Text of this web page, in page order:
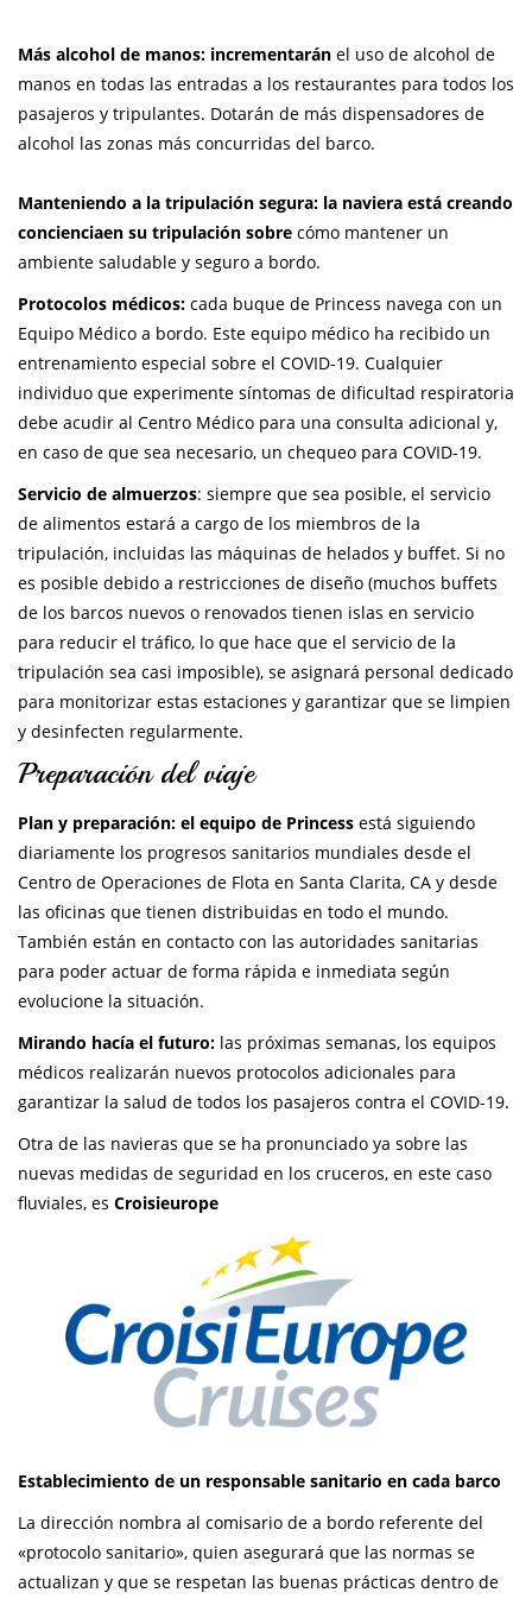
Más alcohol de manos: incrementarán el uso de alcohol de
manos en todas las entradas a los restaurantes para todos los
pasajeros y tripulantes. Dotarán de más dispensadores de
alcohol las zonas más concurridas del barco.
Manteniendo a la tripulación segura: la naviera está creando
concienciaen su tripulación sobre cómo mantener un
ambiente saludable y seguro a bordo.
Protocolos médicos: cada buque de Princess navega con un
Equipo Médico a bordo. Este equipo médico ha recibido un
entrenamiento especial sobre el COVID-19. Cualquier
individuo que experimente síntomas de dificultad respiratoria
debe acudir al Centro Médico para una consulta adicional y,
en caso de que sea necesario, un chequeo para COVID-19.
Servicio de almuerzos: siempre que sea posible, el servicio
de alimentos estará a cargo de los miembros de la
tripulación, incluidas las máquinas de helados y buffet. Si no
es posible debido a restricciones de diseño (muchos buffets
de los barcos nuevos o renovados tienen islas en servicio
para reducir el tráfico, lo que hace que el servicio de la
tripulación sea casi imposible), se asignará personal dedicado
para monitorizar estas estaciones y garantizar que se limpien
y desinfecten regularmente.
Preparación del viaje
Plan y preparación: el equipo de Princess está siguiendo
diariamente los progresos sanitarios mundiales desde el
Centro de Operaciones de Flota en Santa Clarita, CA y desde
las oficinas que tienen distribuidas en todo el mundo.
También están en contacto con las autoridades sanitarias
para poder actuar de forma rápida e inmediata según
evolucione la situación.
Mirando hacía el futuro: las próximas semanas, los equipos
médicos realizarán nuevos protocolos adicionales para
garantizar la salud de todos los pasajeros contra el COVID-19.
Otra de las navieras que se ha pronunciado ya sobre las
nuevas medidas de seguridad en los cruceros, en este caso
fluviales, es Croisieurope
Establecimiento de un responsable sanitario en cada barco
La dirección nombra al comisario de a bordo referente del
«protocolo sanitario», quien asegurará que las normas se
actualizan y que se respetan las buenas prácticas dentro de